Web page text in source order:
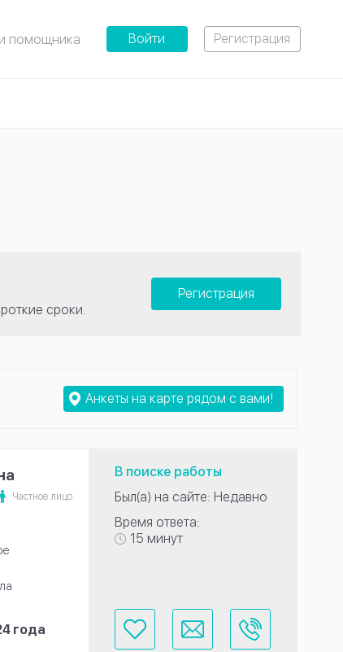
помощника Войти Регистрация
сроки.
Регистрация
Анкеты на карте рядом с вами!
Частное лицо
года
В поиске работы
Был(а) на сайте: Недавно
Время ответа:
15 минут